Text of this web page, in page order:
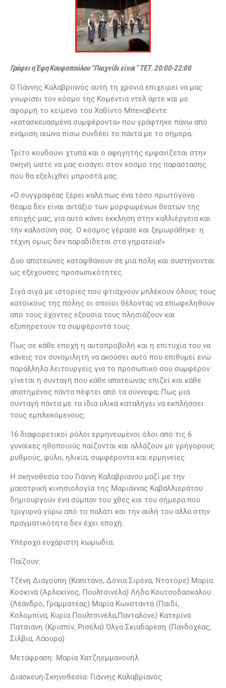
Γράφει η Έφη Κουφοπούλου “Παιχνίδι είναι”ΤΕΤ. 20:00-22:00
Ο Γιάννης Καλαβριανός αυτή τη χρονιά επιχειρεί να μας
γνωρίσει τον κόσμο της Κομέντια ντελ άρτε και με
αφορμή το κείμενο του Χαθίντο Μπεναβέντε
«κατασκευασμένα συμφέροντα» που γράφτηκε πάνω από
ενάμιση αιώνα πίσω συνδέει το πάντα με το σήμερα.
Τρίτο κουδούνι χτυπά και ο αφηγητής εμφανίζεται στην
σκηνή ώστε να μας εισάγει στον κόσμο της παράστασης
που θα εξελιχθεί μπροστά μας.
«Ο συγγραφέας ξέρει καλά πως ένα τόσο πρωτόγονο
θέαμα δεν είναι αντάξιο των μορφωμένων θεατών της
εποχής μας, για αυτό κάνει έκκληση στην καλλιέργεια και
την καλοσύνη σας. Ο κόσμος γέρασε και ξεμωράθηκε· η
τέχνη όμως δεν παραδίδεται στα γηρατεία!»
Δυο απατεώνες καταφθάνουν σε μια πόλη και συστήνονται
ως εξέχουσες προσωπικότητες.
Σιγά σιγά με ιστορίες που φτιάχνουν μπλέκουν όλους τους
κατοίκους της πόλης οι οποίοι θέλοντας να επωφεληθούν
από τους έχοντες εξουσία τους πλησιάζουν και
εξυπηρετούν τα συμφέροντά τους.
Πως σε κάθε εποχή η αυτοπροβολή και η επιτυχία του να
κάνεις τον συνομιλητή να ακούσει αυτό που επιθυμεί ενώ
παράλληλα λειτουργείς για το προσωπικό σου συμφέρον
γίνεται η συνταγή που κάθε απατεώνας επιζεί και κάθε
απατημένος πάντα πέφτει από τα σύννεφα; Πως μια
συνταγή πάντα με τα ίδια υλικά καταλήγει να εκπλήσσει
τους εμπλεκόμενους;
16 διαφορετικοί ρόλοι ερμηνευμένοι όλοι από τις 6
γυναίκες ηθοποιούς παίζονται και αλλάζουν με γρήγορους
ρυθμούς, φύλο, ηλικία, συμφέροντα και ερμηνείες.
Η σκηνοθεσία του Γιάννη Καλαβριανού μαζί με την
μαεστρική κινησιολογία της Μαριάννας Καβαλλιεράτου
δημιουργούν ένα σύμπαν του χθες και του σήμερα που
τριγυρνά γύρω από το παλάτι και την αυλή του αλλά στην
πραγματικότητα δεν έχει εποχή.
Υπέροχα ευχάριστη κωμωδία.
Παίζουν:
Τζένη Διαγούπη (Καπιτάνο, Δόνια Σιρένα, Ντοτόρε) Μαρία
Κοσκινά (Αρλεκίνος, Πουλτσινέλα) Λήδα Κουτσοδασκάλου
(Λέάνδρο, Γραμματέας) Μαρία Κωνσταντά (Παιδί,
Κολομπίνα, Κυρία Πουλτσινέλα,Πανταλόνε) Κατερίνα
Πατσιάνη (Κρισπίν, Ρισέλα) Όλγα Σκιαδαρέση (Πανδοχέας,
Σίλβια, Λάουρα)
Μετάφραση: Μαρία Χατζηεμμανουήλ
Διασκευή-Σκηνοθεσία: Γιάννης Καλαβριανός